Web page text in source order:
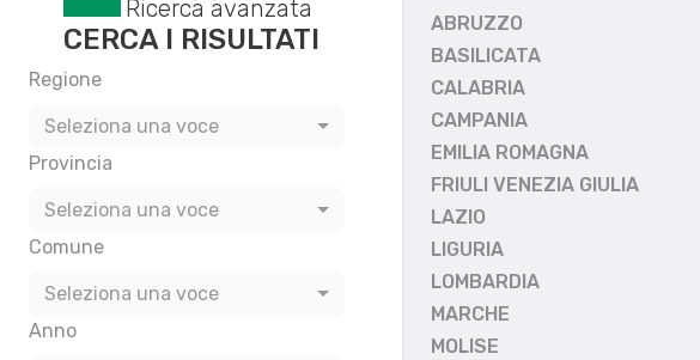
Ricerca avanzata
CERCA I RISULTATI
Regione
Seleziona una voce
Provincia
Seleziona una voce
Comune
Seleziona una voce
Anno
ABRUZZO
BASILICATA
CALABRIA
CAMPANIA
EMILIA ROMAGNA
FRIULI VENEZIA GIULIA
LAZIO
LIGURIA
LOMBARDIA
MARCHE
MOLISE